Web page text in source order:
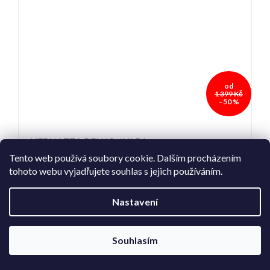
Tento web používá soubory cookie. Dalším procházením
tohoto webu vyjadřujete souhlas s jejich používáním.
Nastavení
Souhlasím
od
1 399 Kč
–50 %
VERNAZZA BENJO / YARA